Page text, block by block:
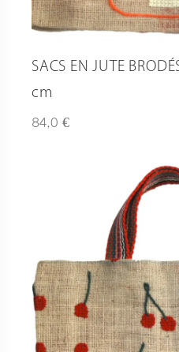
SACS EN JUTE
cm
84,0 €